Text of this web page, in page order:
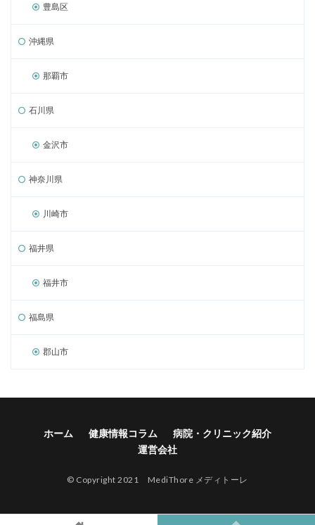
豊島区
沖縄県
那覇市
石川県
金沢市
神奈川県
川崎市
福井県
福井市
福島県
郡山市
ホーム 健康情報コラム
病院・クリニック紹介
運営会社
© Copyright 2021 MediThore メディトーレ